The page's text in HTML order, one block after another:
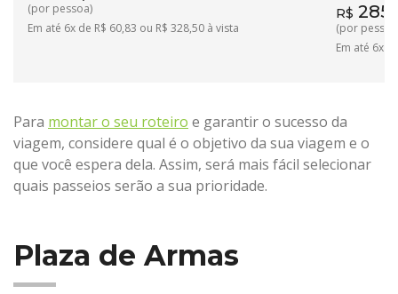
(por pessoa)
Em até 6x de R$ 60,83 ou R$ 328,50 à vista
R$
(por
Em até 6x
Para montar o seu roteiro e garantir o sucesso da
viagem, considere qual é o objetivo da sua viagem e o
que você espera dela. Assim, será mais fácil selecionar
quais passeios serão a sua prioridade.
Plaza de Armas